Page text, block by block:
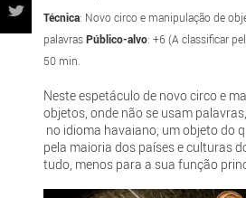
Técnica: Novo circo e manipulação de
palavrasPúblico-alvo: +6 (A classificar
50 min.
Neste espetáculo de novo circo e
objetos, onde não se usam
no idioma havaiano, um objeto do
pela maioria dos países e culturas
tudo, menos para a sua função